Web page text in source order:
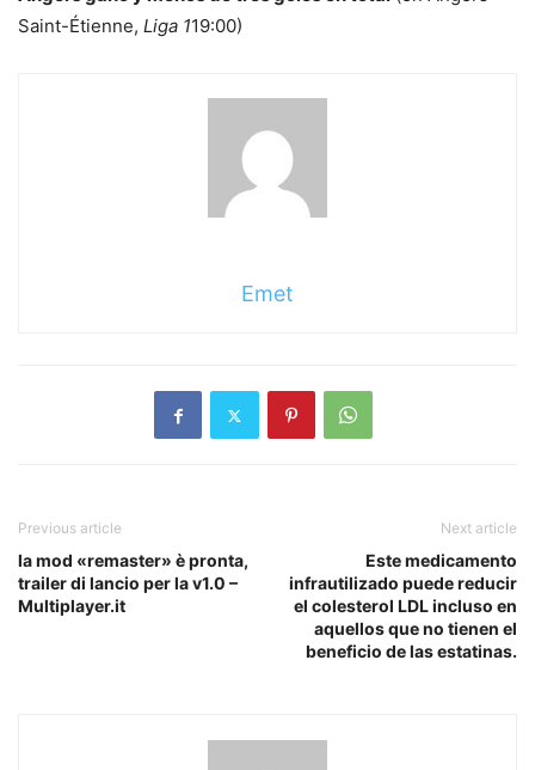
Saint-Étienne, Liga 119:00)
Emet
Previous article
la mod «remaster» è pronta,
trailer di lancio per la v1.0 –
Multiplayer.it
Next article
Este medicamento
infrautilizado puede reducir
el colesterol LDL incluso en
aquellos que no tienen el
beneficio de las estatinas.